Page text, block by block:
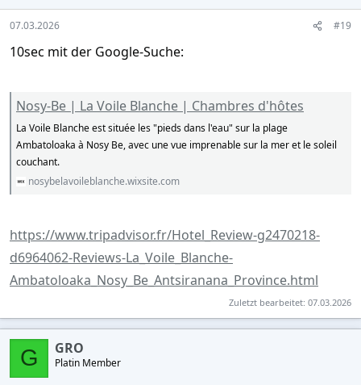
07.03.2026 #19
10sec mit der Google-Suche:
Nosy-Be | La Voile Blanche | Chambres d'hôtes
La Voile Blanche est située les "pieds dans l'eau" sur la plage
Ambatoloaka à Nosy Be, avec une vue imprenable sur la mer et le soleil
couchant.
nosybelavoileblanche.wixsite.com
https://www.tripadvisor.fr/Hotel_Review-g2470218-
d6964062-Reviews-La_Voile_Blanche-
Ambatoloaka_Nosy_Be_Antsiranana_Province.html
Zuletzt bearbeitet: 07.03.2026
G GRO
Platin Member